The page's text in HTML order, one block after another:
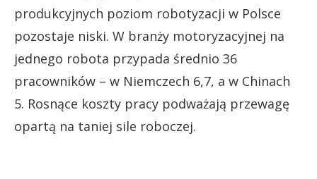
produkcyjnych poziom robotyzacji w Polsce
pozostaje niski. W branży motoryzacyjnej na
jednego robota przypada średnio 36
pracowników – w Niemczech 6,7, a w Chinach
5. Rosnące koszty pracy podważają przewagę
opartą na taniej sile roboczej.